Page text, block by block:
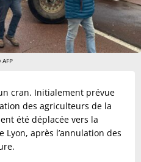
cran. Initialement prévue
des agriculteurs de la
été déplacée vers la
Lyon, après l’annulation des